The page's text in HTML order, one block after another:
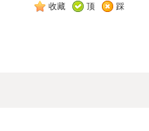
收藏 顶 踩